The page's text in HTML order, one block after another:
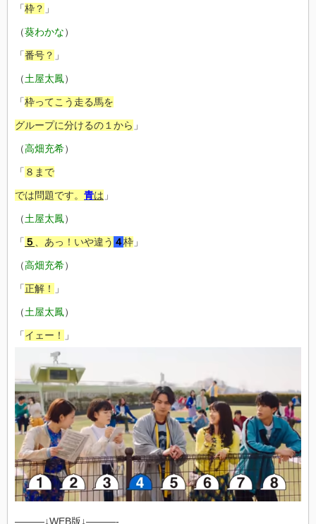
「枠？ 」
（葵わかな）
「番号？ 」
（土屋太鳳）
「枠ってこう走る馬を
グループに分けるの１から 」
（高畑充希）
「 ８まで
では問題です。 青は 」
（土屋太鳳）
「 ５ 、あっ！いや違う ４枠 」
（高畑充希）
「正解！ 」
（土屋太鳳）
「イェー！ 」
———↓WEB版↓———-